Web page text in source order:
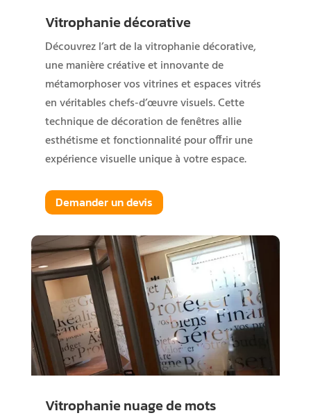
Vitrophanie décorative
Découvrez l’art de la vitrophanie décorative,
une manière créative et innovante de
métamorphoser vos vitrines et espaces vitrés
en véritables chefs-d’œuvre visuels. Cette
technique de décoration de fenêtres allie
esthétisme et fonctionnalité pour offrir une
expérience visuelle unique à votre espace.
Demander un devis
Vitrophanie nuage de mots